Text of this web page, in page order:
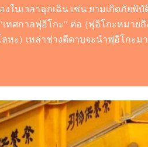
ในเวลาฉุกเฉิน เช่น ยามเกิดภัยพิบั
ทศกาลฟุอิโกะ" ต่อ (ฟุอิโกะหมาย
ะ) เหล่าช่างตีดาบจะนำฟุอิโกะมา